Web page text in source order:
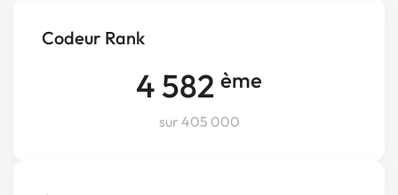
Codeur Rank
4 582 ème
sur 405 000